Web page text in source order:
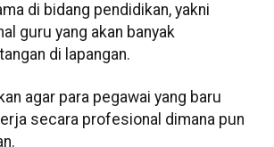
di bidang pendidikan, yakni
guru yang akan banyak
di lapangan.
agar para pegawai yang baru
secara profesional dimana pun